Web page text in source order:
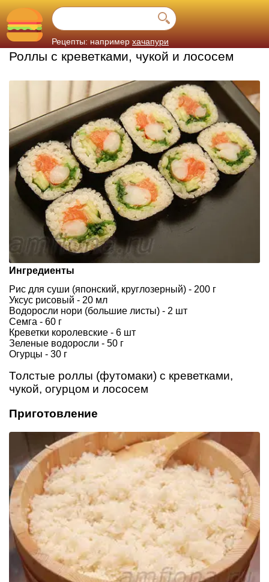
Рецепты: например хачапури
Роллы с креветками, чукой и лососем
Ингредиенты
Рис для суши (японский, круглозерный) - 200 г
Уксус рисовый - 20 мл
Водоросли нори (большие листы) - 2 шт
Семга - 60 г
Креветки королевские - 6 шт
Зеленые водоросли - 50 г
Огурцы - 30 г
Толстые роллы (футомаки) с креветками,
чукой, огурцом и лососем
Приготовление